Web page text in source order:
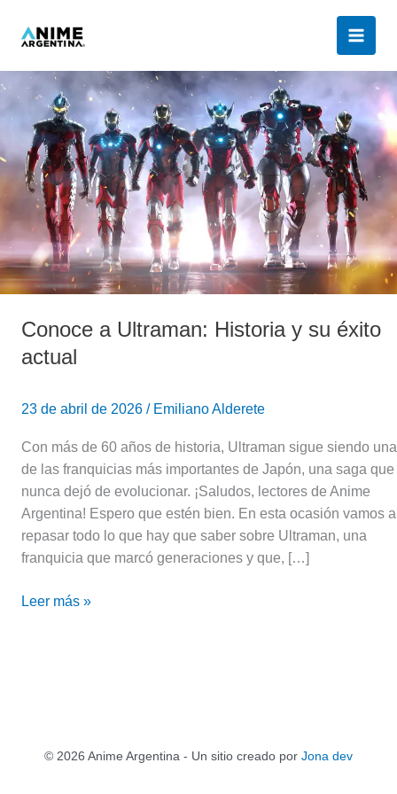
Conoce a Ultraman: Historia y su éxito
actual
23 de abril de 2026 / Emiliano Alderete
Con más de 60 años de historia, Ultraman sigue siendo una
de las franquicias más importantes de Japón, una saga que
nunca dejó de evolucionar. ¡Saludos, lectores de Anime
Argentina! Espero que estén bien. En esta ocasión vamos a
repasar todo lo que hay que saber sobre Ultraman, una
franquicia que marcó generaciones y que, […]
Conoce
Ultraman:
Historia
y
su
éxito
actual
Leer más »
© 2026 Anime Argentina - Un sitio creado por Jona dev